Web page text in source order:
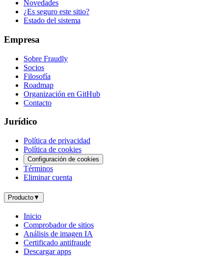
Novedades
¿Es seguro este sitio?
Estado del sistema
Empresa
Sobre Fraudly
Socios
Filosofía
Roadmap
Organización en GitHub
Contacto
Jurídico
Política de privacidad
Política de cookies
Configuración de cookies
Términos
Eliminar cuenta
Producto▼
Inicio
Comprobador de sitios
Análisis de imagen IA
Certificado antifraude
Descargar apps